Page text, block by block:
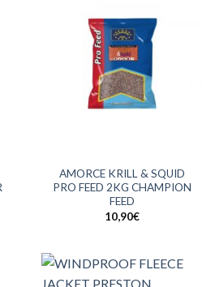
AMORCE KRILL & SQUID
PRO FEED 2KG CHAMPION
FEED
10,90€